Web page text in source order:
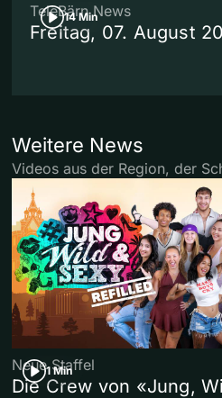
14 Min
TeleBärn News
Freitag, 07. August
Weitere News
Videos aus der Region, der
1 Min
Neue Staffel
Die Crew von «Jung,